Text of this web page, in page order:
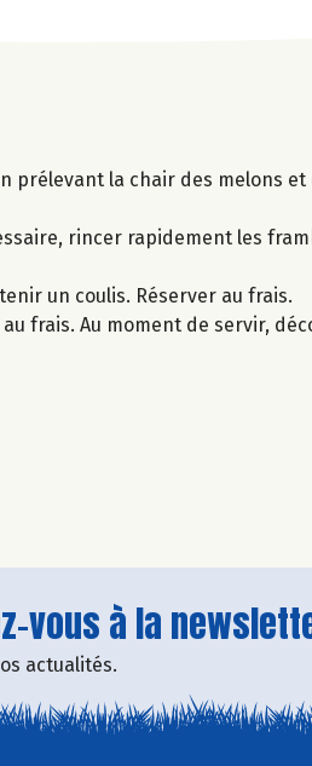
prélevant la chair des melons
rincer rapidement les
un coulis. Réserver au frais.
frais. Au moment de servir,
vous à la
actualités.